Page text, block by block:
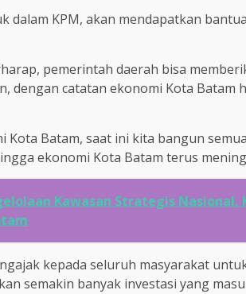
dalam KPM, akan mendapatkan
pemerintah daerah bisa
dengan catatan ekonomi Kota
Batam, saat ini kita bangun
ekonomi Kota Batam terus
Kawasan Strategis Nasional,
kepada seluruh masyarakat
semakin banyak investasi yang